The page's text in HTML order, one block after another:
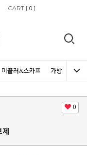
CART [0 ]
머플러&스카프 가방 신발
0